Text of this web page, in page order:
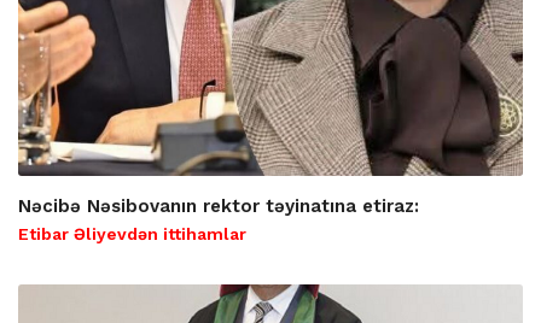
Nəcibə Nəsibovanın rektor təyinatına etiraz:
Etibar Əliyevdən ittihamlar